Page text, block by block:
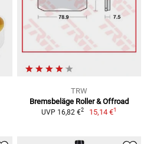
TRW
Bremsbeläge Roller & Offroad
UVP 16,82 €2 15,14 €1